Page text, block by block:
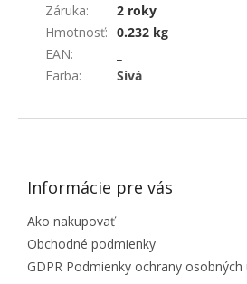
Záruka:
2 roky
Hmotnosť: 0.232 kg
EAN:
Farba: Sivá
ZÁPÄTIE
Informácie pre vás
Ako nakupovať
Obchodné podmienky
GDPR Podmienky ochrany